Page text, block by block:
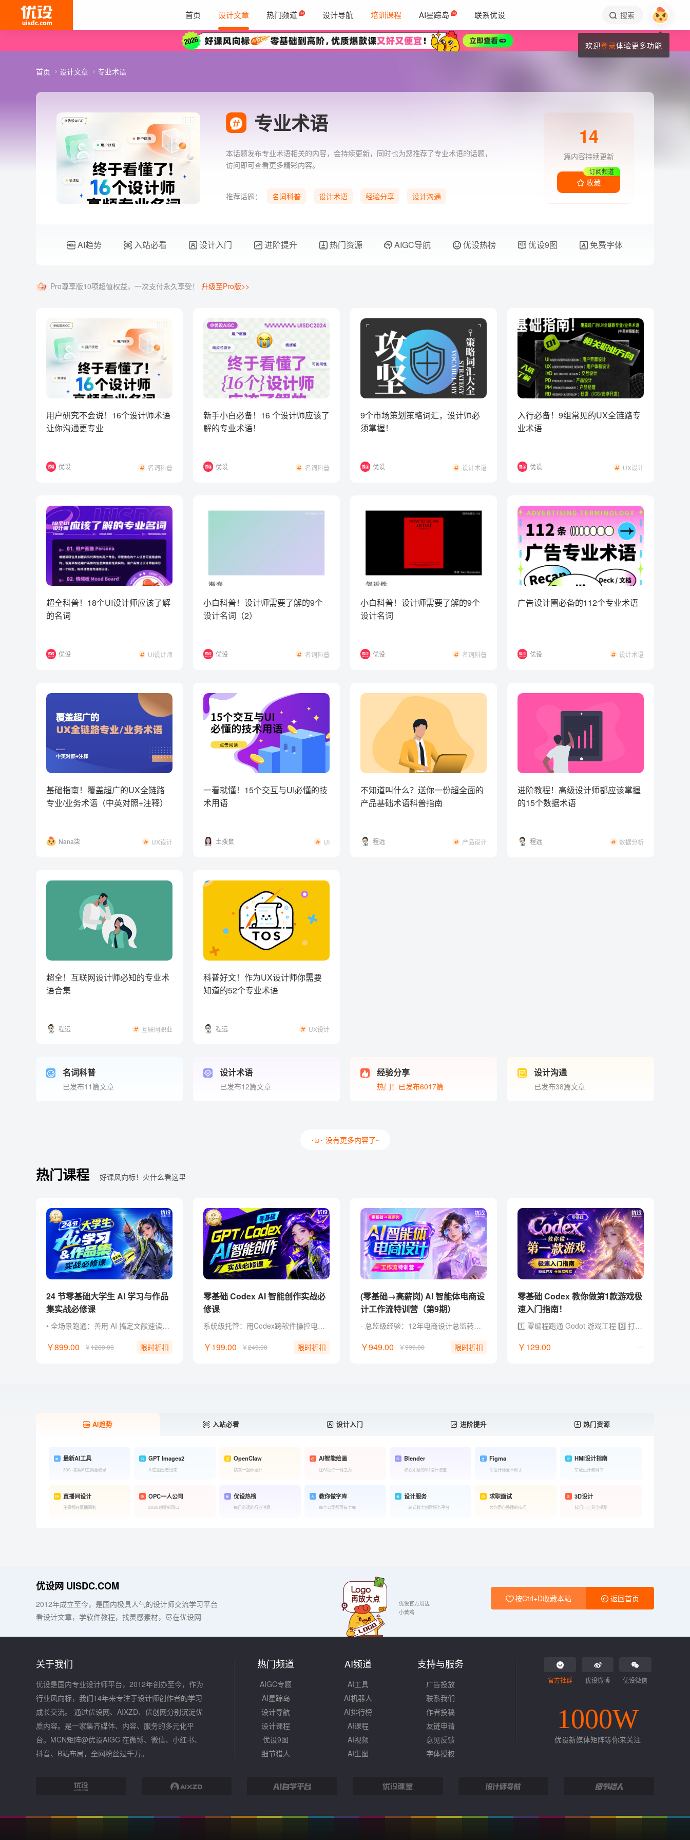
首页 设计文章 热门频道 设计导航 培训课程 AI星踪岛 联系优设 搜索
首页 设计文章 专业术语
专业术语 14
篇内容持续更新
收藏
订阅频道
本话题发布专业术语相关的内容，会持续更新，同时也为您推荐了专业术语的话题，
访问即可查看更多精彩内容。
推荐话题： 名词科普 设计术语 经验分享
设计沟通
AI趋势 入站必看 设计入门 进阶提升 热门资源 AIGC导航 优设热榜 优设9图 免费字体
Pro尊享版10项超值权益，一次支付永久享受！ 升级至Pro版>>
用户研究不会说！16个设计师术语
让你沟通更专业
优设 名词科普
新手小白必备！16 个设计师应该了
解的专业术语！
优设 名词科普
9个市场策划策略词汇，设计师必
须掌握！
优设 设计术语
入行必备！9组常见的UX全链路专
业术语
优设 UX设计
超全科普！18个UI设计师应该了解
的名词
优设 UI设计师
小白科普！设计师需要了解的9个
设计名词（2）
优设 名词科普
小白科普！设计师需要了解的9个
设计名词
优设 名词科普
广告设计圈必备的112个专业术语
优设 设计术语
基础指南！覆盖超广的UX全链路
专业/业务术语（中英对照+注释）
Nana柒 UX设计
一看就懂！15个交互与UI必懂的技
术用语
土拨鼠 UI
不知道叫什么？送你一份超全面的
产品基础术语科普指南
程远 产品设计
进阶教程！高级设计师都应该掌握
的15个数据术语
程远 数据分析
超全！互联网设计师必知的专业术
语合集
程远 互联网职业
科普好文！作为UX设计师你需要
知道的52个专业术语
程远 UX设计
名词科普
已发布11篇文章
设计术语
已发布12篇文章
经验分享
热门！已发布6017篇
设计沟通
已发布38篇文章
･ω･ 没有更多内容了~
热门课程 好课风向标！火什么看这里
24 节零基础大学生 AI 学习与作品
集实战必修课
• 全场景跑通：善用 AI 搞定文献速读、课堂汇报、社团策划与作品集！ • 零经验门槛：零基础掌握主流 AI 工具玩法，轻松制作惊艳 AI 作品。 • 作品集打造：将作品与项目经历升级为作品集，直接用于简历与面试！ • 创作超能力：不被专业束缚， 掌握先进 AI 工作流，成为独立内容创作者！ • 独家福利：附赠提示词指令包、PPT 排版框架、案例模板与面试自述话术。
￥899.00 ￥1280.00 限时折扣
零基础 Codex AI 智能创作实战必
修课
系统级托管：用Codex跨软件操控电脑，一键接管机械杂活。 零代码实战：命令Codex自制Web工具，普通人无痛跨界开发。 定制化外挂：训练Codex私有设计技能，自由组装商业提效流。 批量化出图：自制Canvas工具，一键打包合成商业延展图包。 独家福利： 附赠收录30+Skill 和 AI提示词典，可交互即开即用。
￥199.00 ￥249.00 限时折扣
(零基础→高薪岗) AI 智能体电商设
计工作流特训营（第9期）
- 总监级经验：12年电商设计总监转型实战经验，拒绝堆砌参数，直击商用落地 - 黄金全链路：AI Agent x Skill × 工作流，打通（方法论 + 创意 + 视觉 + 电商全链路 + 求职作品集） - 提效流水线：定制流程 AI 加持，用提效批量化设计工具与方法实现能效翻倍 - 资源库更新：2026年电商/视觉/创作类 AI 工具与工作流资源库，持续更新迭代 - 独家福利：附赠 AI 提示词文档/说明书+作品集参考，支撑商业案例快速落地和求职晋升
￥949.00 ￥999.00 限时折扣
零基础 Codex 教你做第1款游戏极
速入门指南！
1️⃣ 零编程跑通 Godot 游戏工程 2️⃣ 打通 GPT、即梦、Lovart、Codex、Godot 工具链 3️⃣ 把零散 AI 素材整合成可交互、可运行的游戏项目 4️⃣ 配套提示词、开发模板、skill 文档和学习群答疑
￥129.00
AI趋势 入站必看 设计入门 进阶提升 热门资源
最新AI工具
300+实用AI工具全收录
GPT Images2
AI生图王者归来
OpenClaw
快来一起养龙虾
AI智能绘画
让AI助你一臂之力
Blender
称心如意的3D设计法宝
Figma
令设计师爱不释手
HMI设计指南
车载设计教科书
直播间设计
生意都在直播间啦
OPC一人公司
2026创业新风口
优设热榜
每日必读的行业消息
教你做字库
每个公司都可有字库
设计服务
一站式数字创意服务平台
求职面试
为你用心整理的技巧
3D设计
技巧与工具全揭秘
优设网 UISDC.COM
2012年成立至今，是国内极具人气的设计师交流学习平台
看设计文章，学软件教程，找灵感素材，尽在优设网
按Ctrl+D收藏本站 返回首页
优设官方周边
小黄鸡
关于我们
优设是国内专业设计师平台，2012年创办至今，作为
行业风向标，我们14年来专注于设计师创作者的学习
成长交流。 通过优设网、AIXZD、优创网分别沉淀优
质内容。是一家集齐媒体、内容、服务的多元化平
台。MCN矩阵@优设AIGC 在微博、微信、小红书、
抖音、B站布局，全网粉丝过千万。
热门频道
AIGC专题
AI星踪岛
设计导航
设计课程
优设9图
细节猎人
AI频道
AI工具
AI机器人
AI排行榜
AI课程
AI视频
AI生图
支持与服务
广告投放
联系我们
作者投稿
友链申请
意见反馈
字体授权
官方社群 优设微博 优设微信
1000W
优设新媒体矩阵等你来关注
欢迎登录体验更多功能